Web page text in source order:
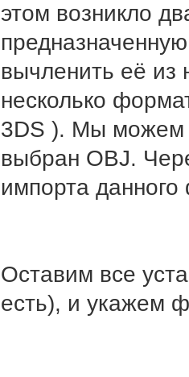
этом возникло
вычленить её из
несколько
3DS ). Мы можем
выбран OBJ.
импорта
Оставим все
есть), и укажем